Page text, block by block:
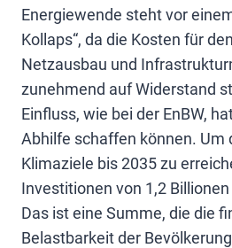
Energiewende steht vor
Kollaps“, da die Kosten für
Netzausbau und
zunehmend auf Widerstand
Einfluss, wie bei der EnBW,
Abhilfe schaffen können. Um
Klimaziele bis 2035 zu
Investitionen von 1,2
Das ist eine Summe, die die
Belastbarkeit der